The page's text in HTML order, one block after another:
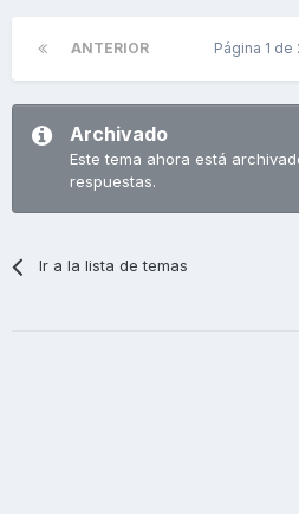
ANTERIOR Página 1 de
Archivado
Este tema ahora está
respuestas.
Ir a la lista de temas